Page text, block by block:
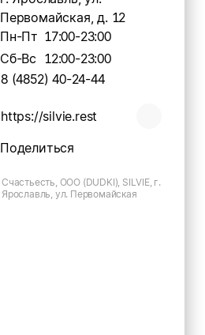
Первомайская, д. 12
Пн-Пт 17:00-23:00
Сб-Вс 12:00-23:00
8 (4852) 40-24-44
https://silvie.rest
Поделиться
Счастьесть, ООО (DUDKI), SILVIE, г.
Ярославль, ул. Первомайская